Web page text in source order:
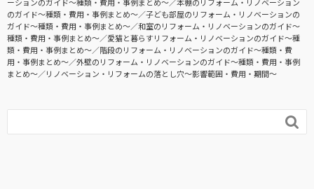
のガイド〜種類・費用・事例まとめ〜
子ども部屋のリフォーム・リノベーションの
ガイド〜種類・費用・事例まとめ〜
和室のリフォーム・リノベーションのガイド〜
種類・費用・事例まとめ〜
愛猫と暮らすリフォーム・リノベーションのガイド〜種
類・費用・事例まとめ〜
階段のリフォーム・リノベーションのガイド〜種類・費
用・事例まとめ〜
外壁のリフォーム・リノベーションのガイド〜種類・費用・事例
まとめ〜
リノベーション・リフォームの落とし穴～影響範囲・費用・期間～
